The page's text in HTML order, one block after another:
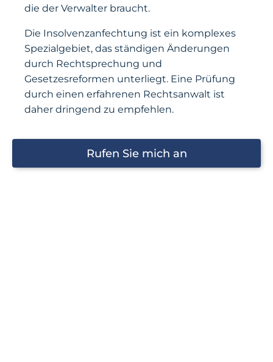
die der Verwalter braucht.
Die Insolvenzanfechtung ist ein komplexes
Spezialgebiet, das ständigen Änderungen
durch Rechtsprechung und
Gesetzesreformen unterliegt. Eine Prüfung
durch einen erfahrenen Rechtsanwalt ist
daher dringend zu empfehlen.
Rufen Sie mich an